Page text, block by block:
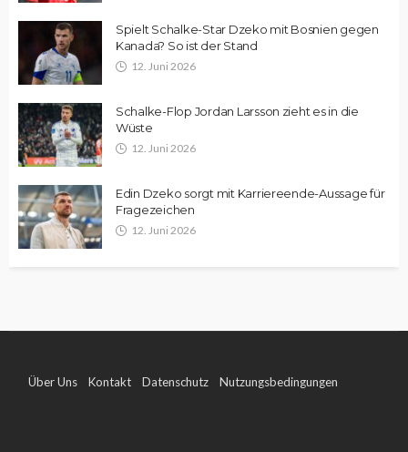
Spielt Schalke-Star Dzeko mit Bosnien gegen
Kanada? So ist der Stand
12. Juni 2026
Schalke-Flop Jordan Larsson zieht es in die
Wüste
12. Juni 2026
Edin Dzeko sorgt mit Karriereende-Aussage für
Fragezeichen
12. Juni 2026
Über Uns Kontakt Datenschutz Nutzungsbedingungen